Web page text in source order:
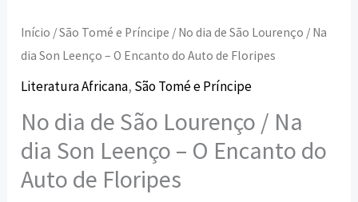
Início /São Tomé e Príncipe / No dia de São Lourenço / Na
dia Son Leenço – O Encanto do Auto de Floripes
Literatura Africana, São Tomé e Príncipe
No dia de São Lourenço / Na
dia Son Leenço – O Encanto do
Auto de Floripes